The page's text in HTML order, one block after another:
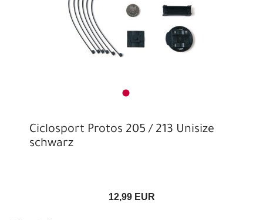
Ciclosport Protos 205 / 213 Unisize
schwarz
12,99 EUR